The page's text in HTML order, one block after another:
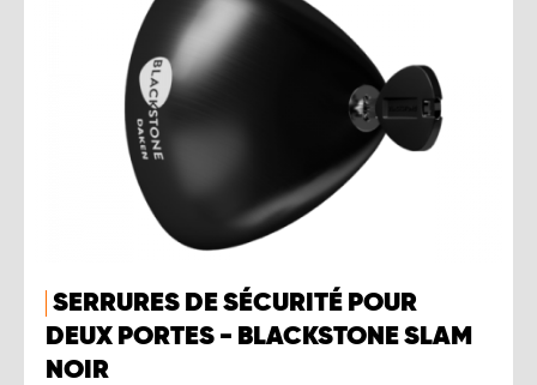
SERRURES DE SÉCURITÉ POUR
DEUX PORTES - BLACKSTONE SLAM
NOIR